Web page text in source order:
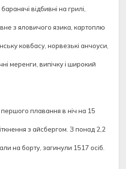
відбивні на грилі,
з яловичого язика, картоплю
ковбасу, норвезькі анчоуси,
меренги, випічку і широкий
першого плавання в ніч на 15
з айсбергом. З понад 2,2
на борту, загинули 1517 осіб.